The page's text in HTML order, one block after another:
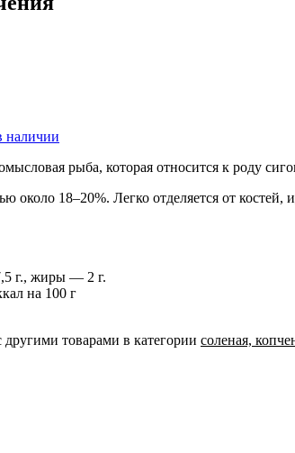
наличии
рыба, которая относится к роду
около 18–20%. Легко отделяется от костей,
г., жиры — 2 г.
на 100 г
товарами в категории соленая,